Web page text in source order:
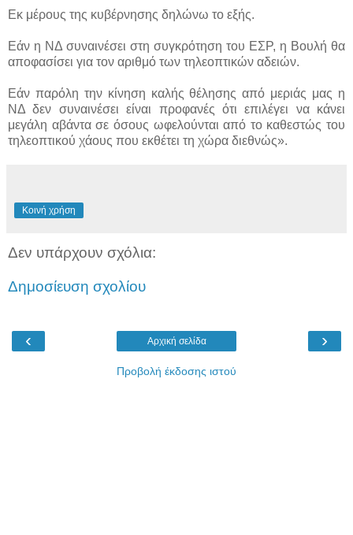
Εκ μέρους της κυβέρνησης δηλώνω το εξής.
Εάν η ΝΔ συναινέσει στη συγκρότηση του ΕΣΡ, η Βουλή θα
αποφασίσει για τον αριθμό των τηλεοπτικών αδειών.
Εάν παρόλη την κίνηση καλής θέλησης από μεριάς μας η
ΝΔ δεν συναινέσει είναι προφανές ότι επιλέγει να κάνει
μεγάλη αβάντα σε όσους ωφελούνται από το καθεστώς του
τηλεοπτικού χάους που εκθέτει τη χώρα διεθνώς».
Κοινή χρήση
Δεν υπάρχουν σχόλια:
Δημοσίευση σχολίου
‹ ›
Αρχική σελίδα
Προβολή έκδοσης ιστού